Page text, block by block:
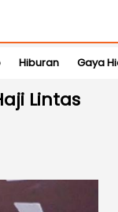
Hiburan Gaya
Lintas